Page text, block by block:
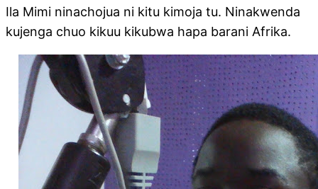
Ila Mimi ninachojua ni kitu kimoja tu. Ninakwenda
kujenga chuo kikuu kikubwa hapa barani Afrika.